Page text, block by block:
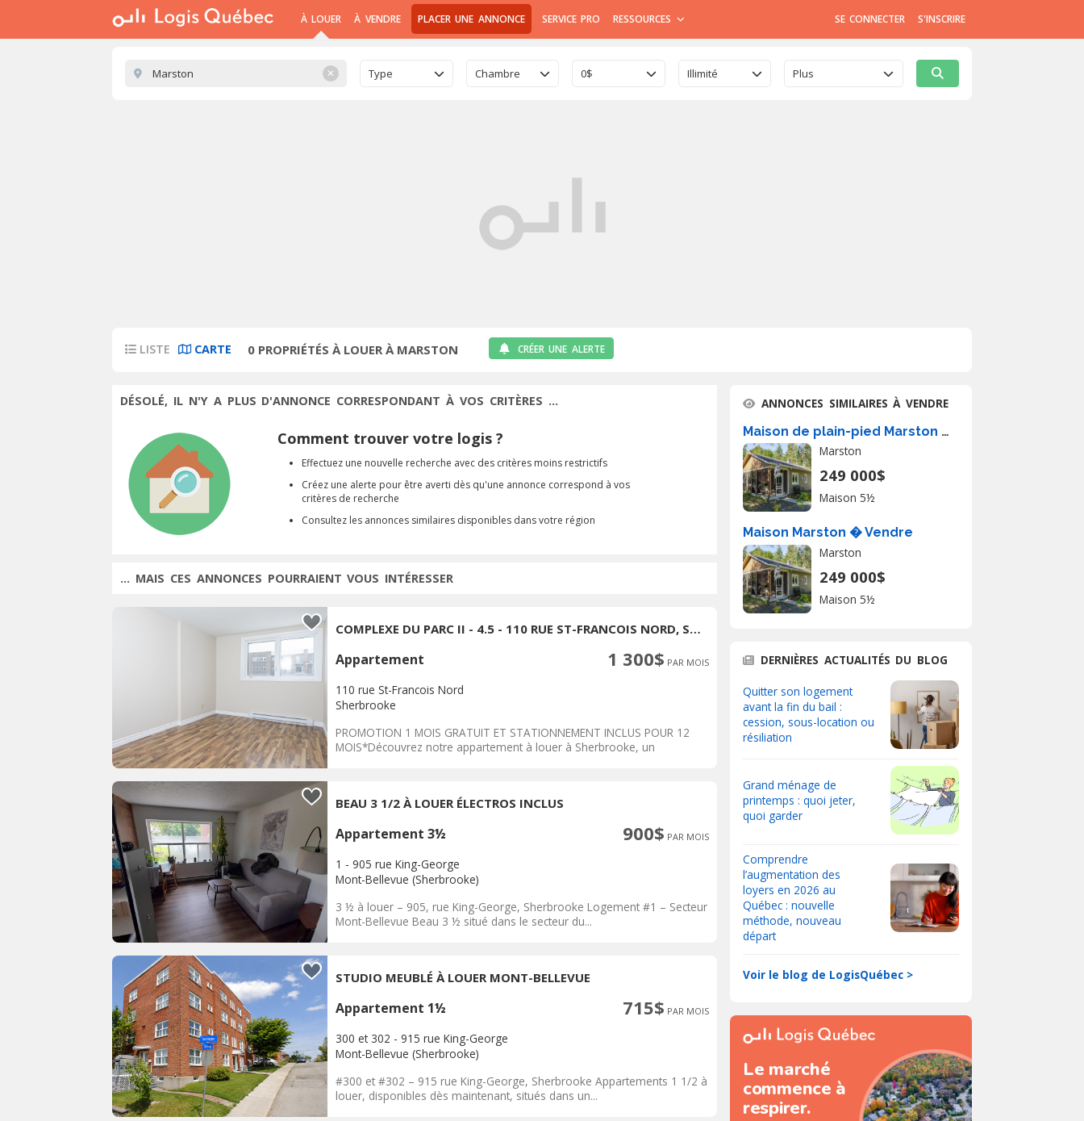
À LOUER À VENDRE PLACER UNE ANNONCE SERVICE PRO RESSOURCES SE CONNECTER S'INSCRIRE
✕ Type Chambre 0$ Illimité Plus
LISTE CARTE 0 PROPRIÉTÉS À LOUER À MARSTON CRÉER UNE ALERTE
DÉSOLÉ, IL N'Y A PLUS D'ANNONCE CORRESPONDANT À VOS CRITÈRES ...
Comment trouver votre logis ?
Effectuez une nouvelle recherche avec des critères moins restrictifs
Créez une alerte pour être averti dès qu'une annonce correspond à vos
critères de recherche
Consultez les annonces similaires disponibles dans votre région
... MAIS CES ANNONCES POURRAIENT VOUS INTÉRESSER
COMPLEXE DU PARC II - 4.5 - 110 RUE ST-FRANCOIS NORD, SHERBROOKE
Appartement 1 300$ PAR MOIS
110 rue St-Francois Nord
Sherbrooke
PROMOTION 1 MOIS GRATUIT ET STATIONNEMENT INCLUS POUR 12
MOIS*Découvrez notre appartement à louer à Sherbrooke, un
BEAU 3 1/2 À LOUER ÉLECTROS INCLUS
Appartement 3½ 900$ PAR MOIS
1 - 905 rue King-George
Mont-Bellevue (Sherbrooke)
3 ½ à louer – 905, rue King-George, Sherbrooke Logement #1 – Secteur
Mont-Bellevue Beau 3 ½ situé dans le secteur du...
STUDIO MEUBLÉ À LOUER MONT-BELLEVUE
Appartement 1½ 715$ PAR MOIS
300 et 302 - 915 rue King-George
Mont-Bellevue (Sherbrooke)
#300 et #302 – 915 rue King-George, Sherbrooke Appartements 1 1/2 à
louer, disponibles dès maintenant, situés dans un...
ANNONCES SIMILAIRES À VENDRE
Maison de plain-pied Marston À Vendre
Marston
249 000$
Maison 5½
Maison Marston � Vendre
Marston
249 000$
Maison 5½
DERNIÈRES ACTUALITÉS DU BLOG
Quitter son logement
avant la fin du bail :
cession, sous-location ou
résiliation
Grand ménage de
printemps : quoi jeter,
quoi garder
Comprendre
l’augmentation des
loyers en 2026 au
Québec : nouvelle
méthode, nouveau
départ
Voir le blog de LogisQuébec >
Le marché
commence à
respirer.